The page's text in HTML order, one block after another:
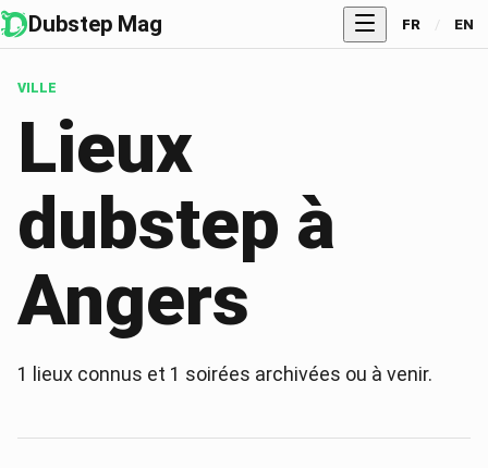
Dubstep Mag FR / EN
VILLE
Lieux
dubstep à
Angers
1 lieux connus et 1 soirées archivées ou à venir.